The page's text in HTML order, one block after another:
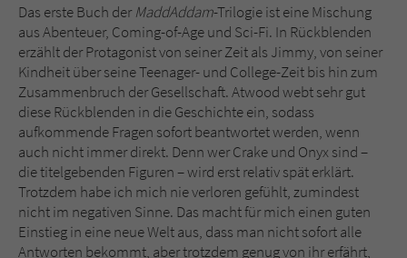
Das erste Buch derMaddAddam-Trilogie ist eine Mischung
aus Abenteuer, Coming-of-Age und Sci-Fi. In Rückblenden
erzählt der Protagonist von seiner Zeit als Jimmy, von seiner
Kindheit über seine Teenager- und College-Zeit bis hin zum
Zusammenbruch der Gesellschaft. Atwood webt sehr gut
diese Rückblenden in die Geschichte ein, sodass
aufkommende Fragen sofort beantwortet werden, wenn
auch nicht immer direkt. Denn wer Crake und Onyx sind –
die titelgebenden Figuren – wird erst relativ spät erklärt.
Trotzdem habe ich mich nie verloren gefühlt, zumindest
nicht im negativen Sinne. Das macht für mich einen guten
Einstieg in eine neue Welt aus, dass man nicht sofort alle
Antworten bekommt, aber trotzdem genug von ihr erfährt,